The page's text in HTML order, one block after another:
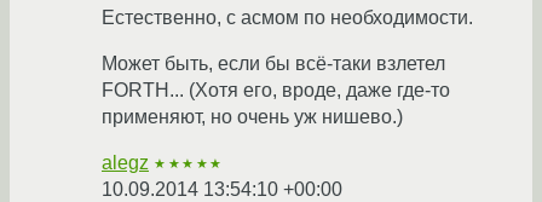
Естественно, с асмом по необходимости.
Может быть, если бы всё-таки взлетел
FORTH... (Хотя его, вроде, даже где-то
применяют, но очень уж нишево.)
alegz ★★★★★
10.09.2014 13:54:10 +00:00